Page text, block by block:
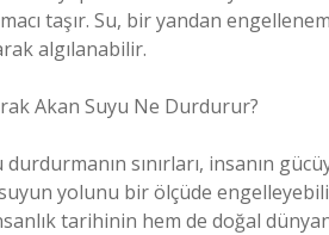
taşır. Su, bir yandan
algılanabilir.
Akan Suyu Ne Durdurur?
sınırları, insanın
yolunu bir ölçüde
tarihinin hem de doğal